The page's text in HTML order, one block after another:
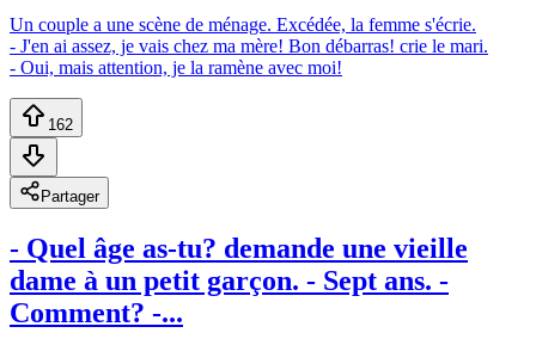
Un couple a une scène de ménage. Excédée, la femme s'écrie.
- J'en ai assez, je vais chez ma mère! Bon débarras! crie le mari.
- Oui, mais attention, je la ramène avec moi!
162
Partager
- Quel âge as-tu? demande une vieille
dame à un petit garçon. - Sept ans. -
Comment? -...